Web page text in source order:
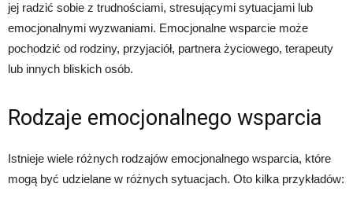
jej radzić sobie z trudnościami, stresującymi sytuacjami lub
emocjonalnymi wyzwaniami. Emocjonalne wsparcie może
pochodzić od rodziny, przyjaciół, partnera życiowego, terapeuty
lub innych bliskich osób.
Rodzaje emocjonalnego wsparcia
Istnieje wiele różnych rodzajów emocjonalnego wsparcia, które
mogą być udzielane w różnych sytuacjach. Oto kilka przykładów: